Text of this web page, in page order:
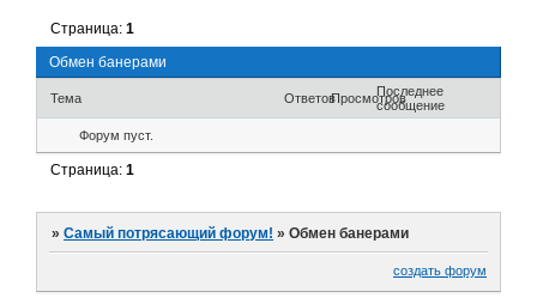
Обмен банерами
Страница:1
Тема ОтветовПросмотровПоследнее
сообщение
Форум пуст.
Страница:1
»Самый потрясающий форум! »Обмен банерами
создать форум